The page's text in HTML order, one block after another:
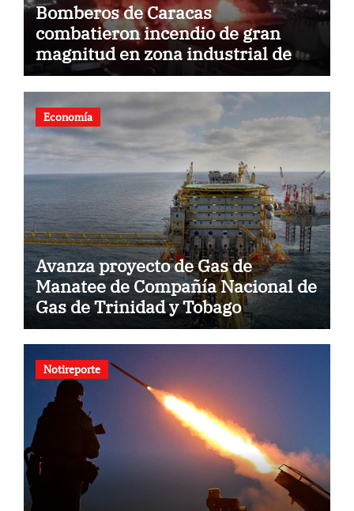
Bomberos de Caracas
combatieron incendio de gran
magnitud en zona industrial de El
Llanito
Economía
Avanza proyecto de Gas de
Manatee de Compañía Nacional de
Gas de Trinidad y Tobago
Notireporte